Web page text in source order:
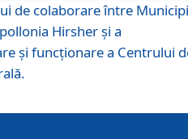
de colaborare între
Hirsher și a
și funcționare a Centrului